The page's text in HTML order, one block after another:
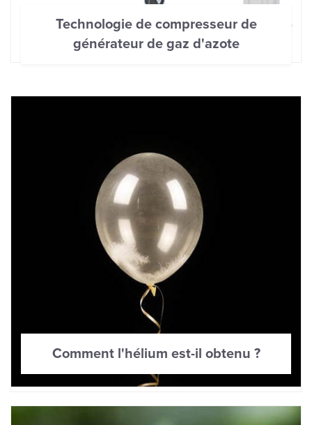
Technologie de compresseur de
générateur de gaz d'azote
Comment l'hélium est-il obtenu ?